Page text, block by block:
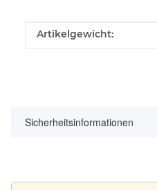
Produkteigenschaft
Wert
Artikelgewicht:
Sicherheitsinformationen